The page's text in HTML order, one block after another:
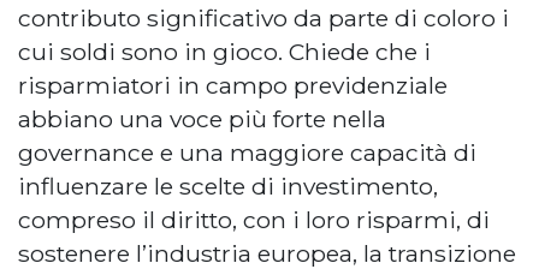
contributo significativo da parte di coloro i
cui soldi sono in gioco. Chiede che i
risparmiatori in campo previdenziale
abbiano una voce più forte nella
governance e una maggiore capacità di
influenzare le scelte di investimento,
compreso il diritto, con i loro risparmi, di
sostenere l’industria europea, la transizione